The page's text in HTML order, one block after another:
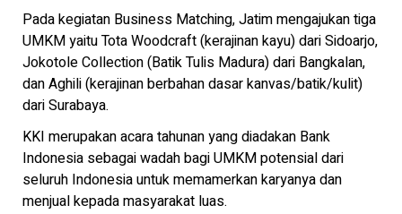
Pada kegiatan Business Matching, Jatim mengajukan tiga
UMKM yaitu Tota Woodcraft (kerajinan kayu) dari Sidoarjo,
Jokotole Collection (Batik Tulis Madura) dari Bangkalan,
dan Aghili (kerajinan berbahan dasar kanvas/batik/kulit)
dari Surabaya.
KKI merupakan acara tahunan yang diadakan Bank
Indonesia sebagai wadah bagi UMKM potensial dari
seluruh Indonesia untuk memamerkan karyanya dan
menjual kepada masyarakat luas.